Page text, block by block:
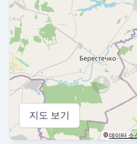
지도 보기
©데이터 소